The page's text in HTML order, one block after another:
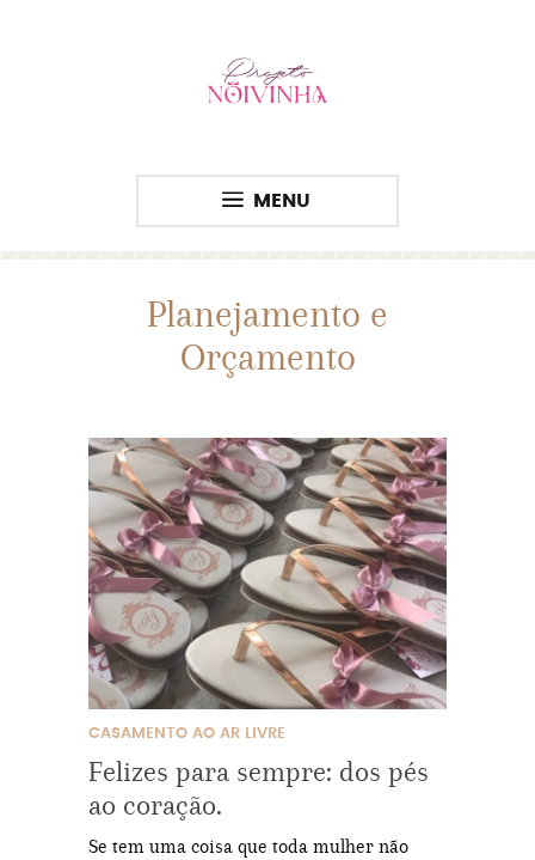
MENU
Planejamento e
Orçamento
CASAMENTO AO AR LIVRE
Felizes para sempre: dos pés
ao coração.
Se tem uma coisa que toda mulher não